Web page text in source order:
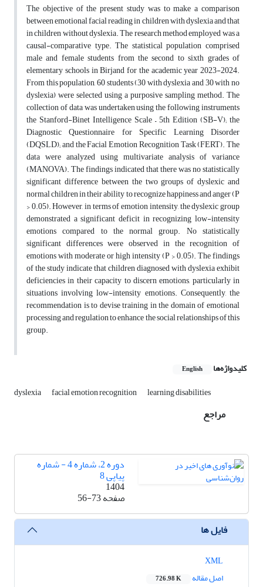
The objective of the present study was to make a comparison
between emotional facial reading in children with dyslexia and that
in children without dyslexia. The research method employed was a
causal-comparative type. The statistical population comprised
male and female students from the second to sixth grades of
elementary schools in Birjand for the academic year 2023-2024.
From this population, 60 students (30 with dyslexia and 30 with no
dyslexia) were selected using a purposive sampling method. The
collection of data was undertaken using the following instruments
the Stanford-Binet Intelligence Scale – 5th Edition (SB-V); the
Diagnostic Questionnaire for Specific Learning Disorder
(DQSLD); and the Facial Emotion Recognition Task (FERT). The
data were analyzed using multivariate analysis of variance
(MANOVA). The findings indicated that there was no statistically
significant difference between the two groups of dyslexic and
normal children in their ability to recognize happiness and anger (P
> 0.05). However, in terms of emotion intensity, the dyslexic group
demonstrated a significant deficit in recognizing low-intensity
emotions compared to the normal group. No statistically
significant differences were observed in the recognition of
emotions with moderate or high intensity (P > 0.05). The findings
of the study indicate that children diagnosed with dyslexia exhibit
deficiencies in their capacity to discern emotions, particularly in
situations involving low-intensity emotions. Consequently, the
recommendation is to devise training in the domain of emotional
processing and regulation to enhance the social relationships of this
group.
کلیدواژه‌ها English
dyslexia facial emotion recognition learning disabilities
مراجع
دوره 2، شماره 4 - شماره
پیاپی 8
1404
صفحه56-73
فایل ها
اصل مقاله
726.98 K